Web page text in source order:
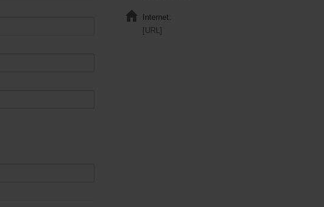
Internet:
[URL]